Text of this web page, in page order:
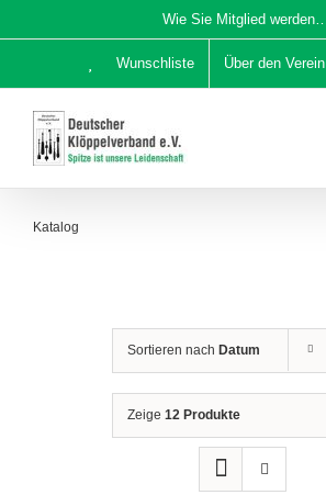
Inhalt
Wie Sie Mitglied werden…
Wunschliste Über den Verein
Katalog
Sortieren nach Datum
Zeige 12 Produkte